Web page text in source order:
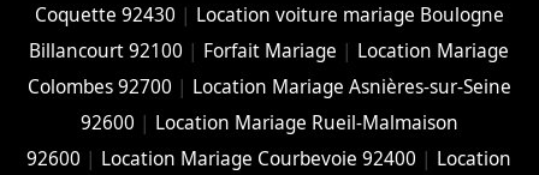
Coquette 92430 | Location voiture mariage Boulogne
Billancourt 92100 | Forfait Mariage | Location Mariage
Colombes 92700 | Location Mariage Asnières-sur-Seine
92600 | Location Mariage Rueil-Malmaison
92600 | Location Mariage Courbevoie 92400 | Location